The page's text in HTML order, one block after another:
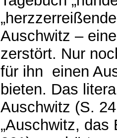
Auschwitz –
zerstört. Nur
für ihn einen
bieten. Das
Auschwitz (S.
„Auschwitz, das